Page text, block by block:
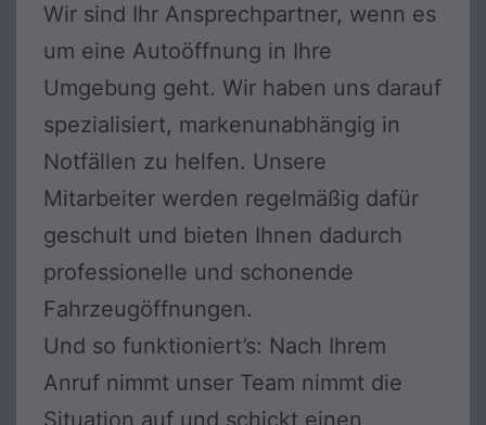
Wir sind Ihr Ansprechpartner, wenn es
um eine Autoöffnung in Ihre
Umgebung geht. Wir haben uns darauf
spezialisiert, markenunabhängig in
Notfällen zu helfen. Unsere
Mitarbeiter werden regelmäßig dafür
geschult und bieten Ihnen dadurch
professionelle und schonende
Fahrzeugöffnungen.
Und so funktioniert’s: Nach Ihrem
Anruf nimmt unser Team nimmt die